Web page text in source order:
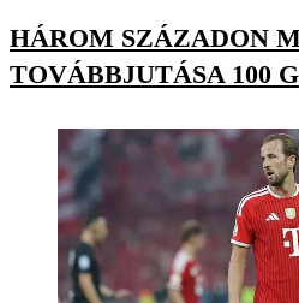
HÁROM SZÁZADON
TOVÁBBJUTÁSA 100